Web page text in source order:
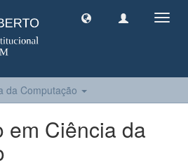
da Computação
em Ciência da